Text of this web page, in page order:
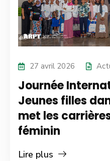
27 avril 2026
Journée
Jeunes filles
met les
féminin
Lire plus